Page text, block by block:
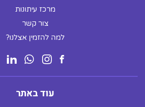
מרכז עיתונות
צור קשר
למה להזמין אצלנו?
עוד באתר